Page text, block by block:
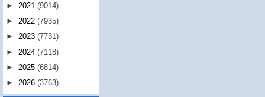
► 2021 (9014)
► 2022 (7935)
► 2023 (7731)
► 2024 (7118)
► 2025 (6814)
► 2026 (3763)